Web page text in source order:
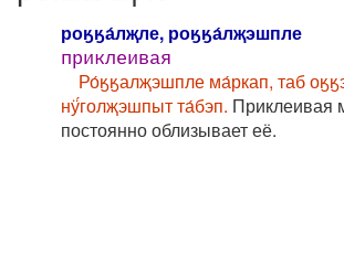
роӄӄа́лҗле, роӄӄа́лҗэшпле
приклеивая
Ро́ӄӄалҗэшпле ма́ркап, таб
нӱ́голҗэшпыт та́бэп. Приклеивая
постоянно облизывает её.